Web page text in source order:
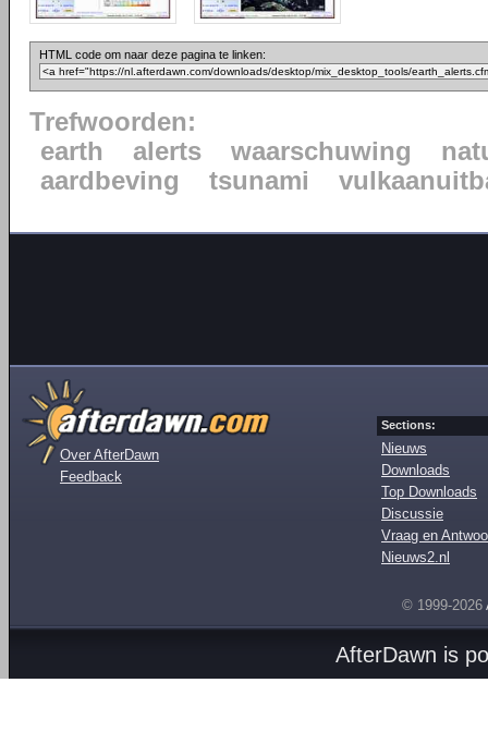
HTML code om naar deze pagina te linken:
Trefwoorden:
earth
alerts waarschuwing
aardbeving
tsunami
Over AfterDawn
Feedback
Sections:
Nieuws
Downloads
Top Downloads
Discussie
Vraag en
Nieuws2.nl
© 1999-2026
AfterDawn is